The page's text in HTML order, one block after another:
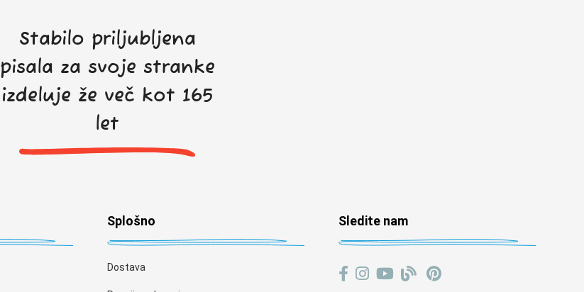
Stabilo priljubljena
pisala za svoje stranke
izdeluje že več kot 165
let
Splošno
Dostava
Sledite nam